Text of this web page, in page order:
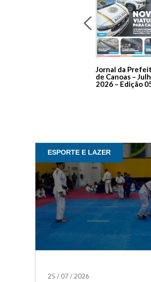
Jornal da
de Canoas –
2026 – Edição
ESPORTE E LAZER
25 /07/ 2026